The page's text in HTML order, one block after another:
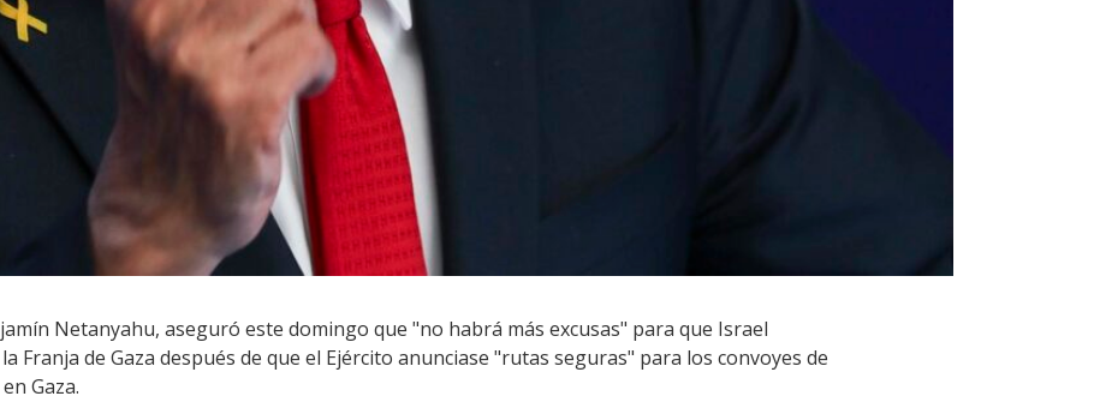
Netanyahu, aseguró este domingo que "no habrá más excusas" para que Israel
Franja de Gaza después de que el Ejército anunciase "rutas seguras" para los convoyes de
Gaza.